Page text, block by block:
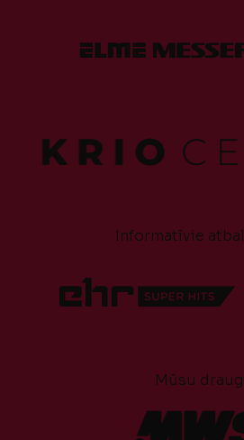
Informatīvie
Mūsu